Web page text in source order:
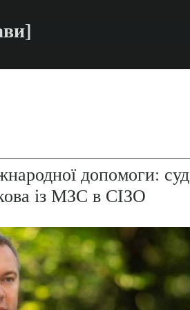
допомоги: суд
із МЗС в СІЗО